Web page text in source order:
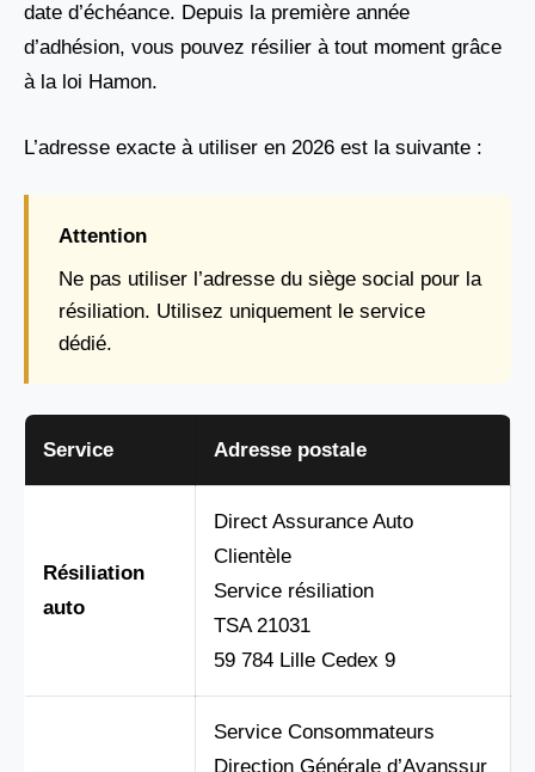
date d’échéance. Depuis la première année
d’adhésion, vous pouvez résilier à tout moment grâce
à la loi Hamon.
L’adresse exacte à utiliser en 2026 est la suivante :
Attention
Ne pas utiliser l’adresse du siège social pour la
résiliation. Utilisez uniquement le service
dédié.
Service Adresse postale
Résiliation
auto
Direct Assurance Auto
Clientèle
Service résiliation
TSA 21031
59 784 Lille Cedex 9
Service Consommateurs
Direction Générale d’Avanssur